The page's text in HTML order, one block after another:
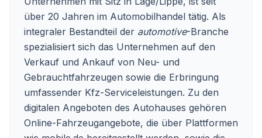
über 20 Jahren im Automobilhandel tätig. Als
integraler Bestandteil der automotive-Branche
spezialisiert sich das Unternehmen auf den
Verkauf und Ankauf von Neu- und
Gebrauchtfahrzeugen sowie die Erbringung
umfassender Kfz-Serviceleistungen. Zu den
digitalen Angeboten des Autohauses gehören
Online-Fahrzeugangebote, die über Plattformen